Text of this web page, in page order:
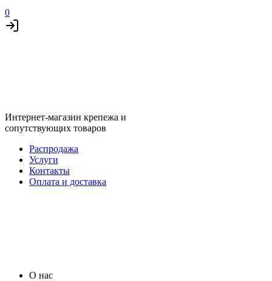
0
Интернет-магазин крепежа и
сопутствующих товаров
Распродажа
Услуги
Контакты
Оплата и доставка
О нас